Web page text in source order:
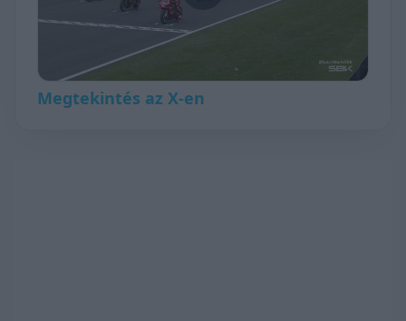
Megtekintés az X-en